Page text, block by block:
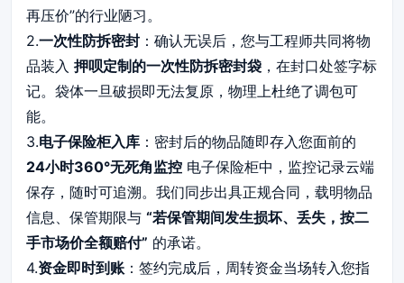
再压价”的行业陋习。
2.一次性防拆密封 ：确认无误后，您与工程师共同将物
品装入 押呗定制的一次性防拆密封袋 ，在封口处签字标
记。袋体一旦破损即无法复原，物理上杜绝了调包可
能。
3.电子保险柜入库 ：密封后的物品随即存入您面前的
24小时360°无死角监控 电子保险柜中，监控记录云端
保存，随时可追溯。我们同步出具正规合同，载明物品
信息、保管期限与 “若保管期间发生损坏、丢失，按二
手市场价全额赔付” 的承诺。
4.资金即时到账 ：签约完成后，周转资金当场转入您指